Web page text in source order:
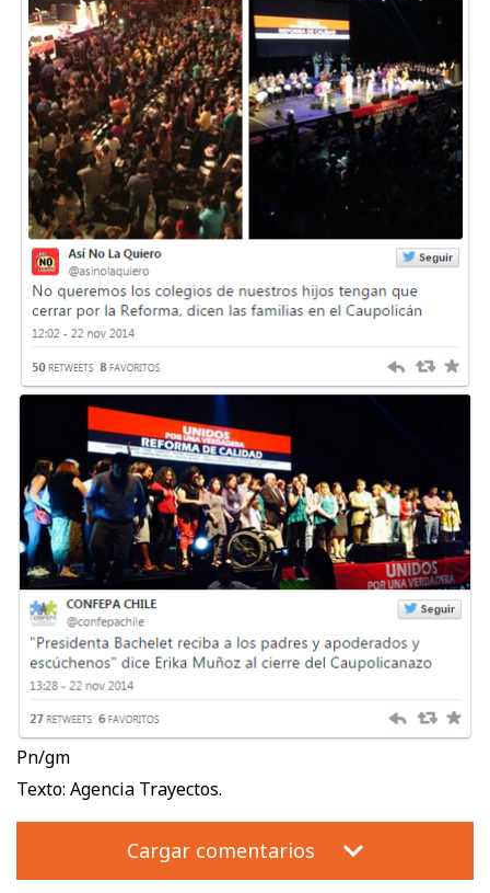
Pn/gm
Texto: Agencia Trayectos.
Cargar comentarios